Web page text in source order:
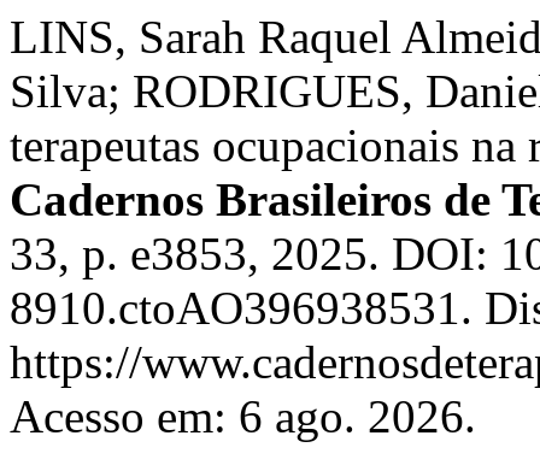
LINS, Sarah Raquel
Silva; RODRIGUES,
terapeutas ocupacionais
Cadernos Brasileiros de
33, p. e3853, 2025. DOI:
8910.ctoAO396938531.
https://
Acesso em: 6 ago. 2026.